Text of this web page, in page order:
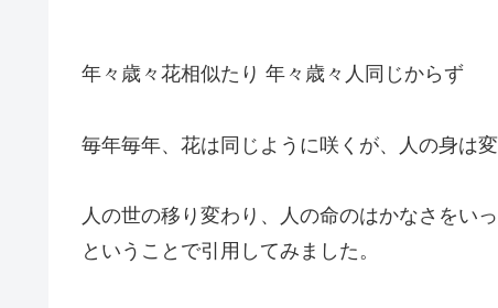
年々歳々花相似たり 年々歳々人同じからず
毎年毎年、花は同じように咲くが、人の身は
人の世の移り変わり、人の命のはかなさをい
ということで引用してみました。